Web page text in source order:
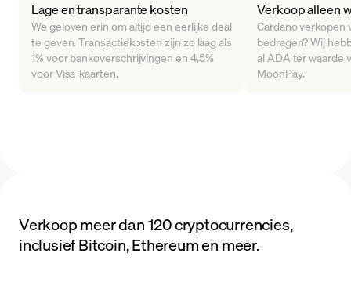
Lage en transparante kosten
We geloven erin om altijd een eerlijke deal
te geven. Transactiekosten zijn zo laag als
1% voor bankoverschrijvingen en 4,5%
voor Visa-kaarten.
Verkoop alleen
Cardano verkopen
bedragen? Wij
al ADA ter waarde
MoonPay.
Verkoop meer dan 120 cryptocurrencies,
inclusief Bitcoin, Ethereum en meer.